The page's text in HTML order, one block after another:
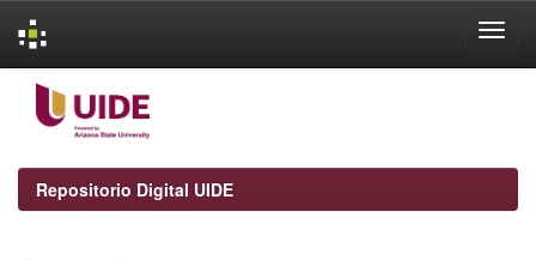
navigation
Repositorio Digital UIDE